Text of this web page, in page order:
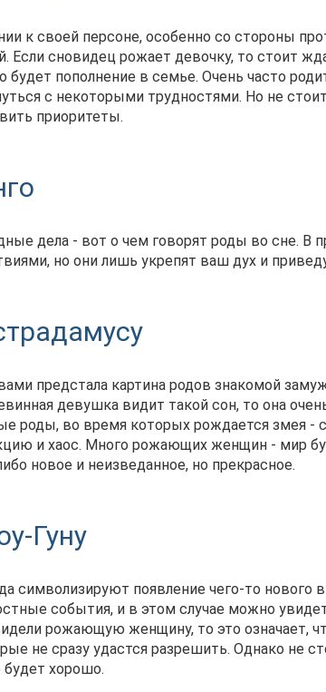
к своей персоне, особенно со стороны
Если сновидец рожает девочку, то стоит
будет пополнение в семье. Очень часто
с некоторыми трудностями. Но не
приоритеты.
дела - вот о чем говорят роды во сне. В
но они лишь укрепят ваш дух и
предстала картина родов знакомой
девушка видит такой сон, то она
роды, во время которых рождается змея -
и хаос. Много рожающих женщин - мир
новое и неизведанное, но прекрасное.
Гуну
символизируют появление чего-то нового
события, и в этом случае можно
рожающую женщину, то это означает,
не сразу удастся разрешить. Однако не
будет хорошо.